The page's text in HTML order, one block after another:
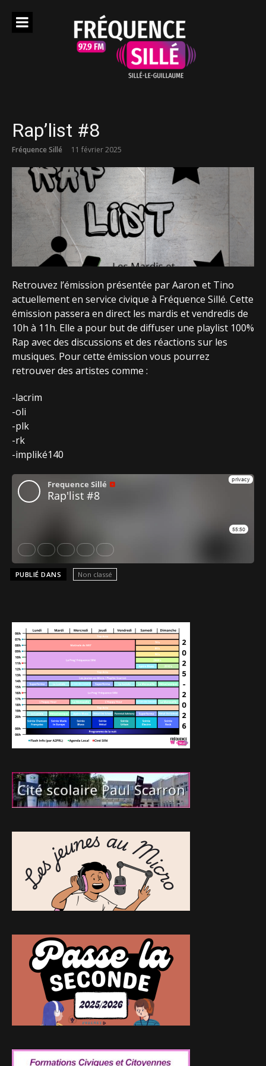
Rap’list #8
Fréquence Sillé 11 février 2025
Retrouvez l’émission présentée par Aaron et Tino
actuellement en service civique à Fréquence Sillé. Cette
émission passera en direct les mardis et vendredis de
10h à 11h. Elle a pour but de diffuser une playlist 100%
Rap avec des discussions et des réactions sur les
musiques. Pour cette émission vous pourrez
retrouver des artistes comme :
-lacrim
-oli
-plk
-rk
-impliké140
PUBLIÉ DANS Non classé